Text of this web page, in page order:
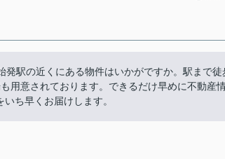
駅の近くにある物件はいかがですか。駅まで徒
用意されております。できるだけ早めに不動産
ち早くお届けします。